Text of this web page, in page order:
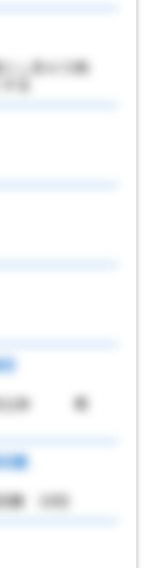
し月４５時
る
日公休 希
数
数 10日